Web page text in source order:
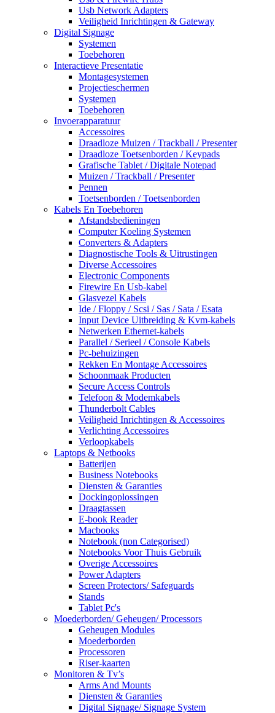
Usb Network Adapters
Veiligheid Inrichtingen & Gateway
Digital Signage
Systemen
Toebehoren
Interactieve Presentatie
Montagesystemen
Projectieschermen
Systemen
Toebehoren
Invoerapparatuur
Accessoires
Draadloze Muizen / Trackball / Presenter
Draadloze Toetsenborden / Keypads
Grafische Tablet / Digitale Notepad
Muizen / Trackball / Presenter
Pennen
Toetsenborden / Toetsenborden
Kabels En Toebehoren
Afstandsbedieningen
Computer Koeling Systemen
Converters & Adapters
Diagnostische Tools & Uitrustingen
Diverse Accessoires
Electronic Components
Firewire En Usb-kabel
Glasvezel Kabels
Ide / Floppy / Scsi / Sas / Sata / Esata
Input Device Uitbreiding & Kvm-kabels
Netwerken Ethernet-kabels
Parallel / Serieel / Console Kabels
Pc-behuizingen
Rekken En Montage Accessoires
Schoonmaak Producten
Secure Access Controls
Telefoon & Modemkabels
Thunderbolt Cables
Veiligheid Inrichtingen & Accessoires
Verlichting Accessoires
Verloopkabels
Laptops & Netbooks
Batterijen
Business Notebooks
Diensten & Garanties
Dockingoplossingen
Draagtassen
E-book Reader
Macbooks
Notebook (non Categorised)
Notebooks Voor Thuis Gebruik
Overige Accessoires
Power Adapters
Screen Protectors/ Safeguards
Stands
Tablet Pc's
Moederborden/ Geheugen/ Processors
Geheugen Modules
Moederborden
Processoren
Riser-kaarten
Monitoren & Tv’s
Arms And Mounts
Diensten & Garanties
Digital Signage/ Signage System